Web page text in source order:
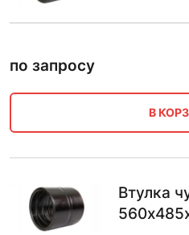
по запросу
В
Втулка